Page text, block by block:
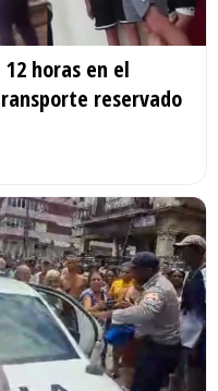
horas en el
reservado